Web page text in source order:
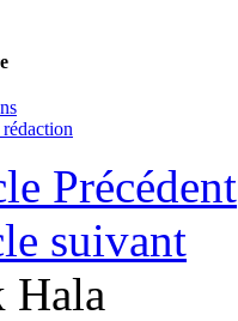
Précédent
suivant
Hala